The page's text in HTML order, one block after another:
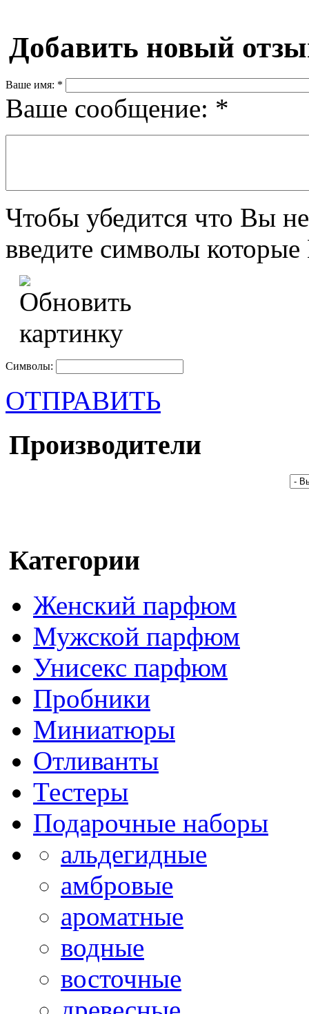
Добавить новый
Ваше имя: *
Ваше сообщение: *
Чтобы убедится что Вы
введите символы
Символы:
ОТПРАВИТЬ
Производители
Категории
Женский парфюм
Мужской парфюм
Унисекс парфюм
Пробники
Миниатюры
Отливанты
Тестеры
Подарочные наборы
альдегидные
амбровые
ароматные
водные
восточные